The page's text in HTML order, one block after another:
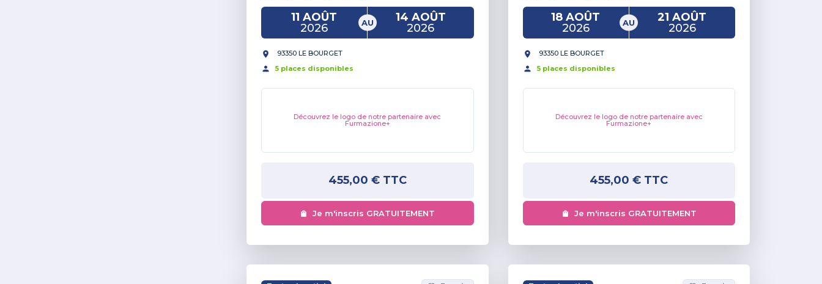
11 AOÛT
2026
AU
14 AOÛT
2026
93350 LE BOURGET
5 places disponibles
Découvrez le logo de notre partenaire avec
Furmazione+
455,00 €TTC
Je m'inscris GRATUITEMENT
18 AOÛT
2026
AU
21 AOÛT
2026
93350 LE BOURGET
5places disponibles
Découvrez le logo de notre partenaire avec
Furmazione+
455,00 € TTC
Je m'inscris GRATUITEMENT